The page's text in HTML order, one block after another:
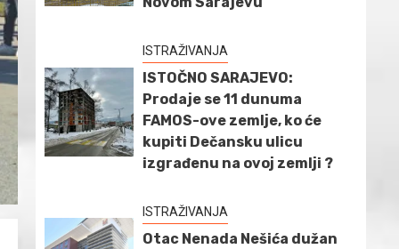
ISTRAŽIVANJA
ISTOČNO SARAJEVO:
Prodaje se 11 dunuma
FAMOS-ove zemlje, ko će
kupiti Dečansku ulicu
izgrađenu na ovoj zemlji ?
ISTRAŽIVANJA
Otac Nenada Nešića dužan